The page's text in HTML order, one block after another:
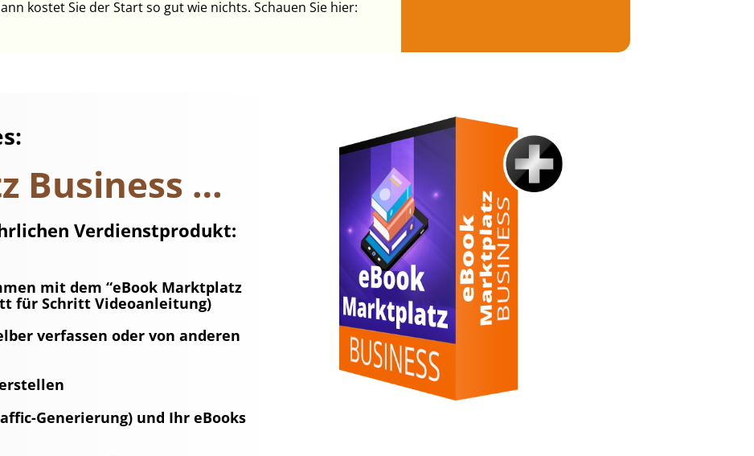
kostet Sie der Start so gut wie nichts. Schauen Sie hier:
Business …
Verdienstprodukt:
mit dem “eBook Marktplatz
für Schritt Videoanleitung)
verfassen oder von anderen
Generierung) und Ihr eBooks